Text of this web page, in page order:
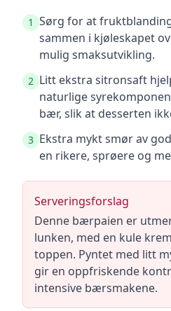
1 Sørg for at
sammen i kjøleskapet
mulig smaksutvikling.
2 Litt ekstra sitronsaft
naturlige
bær, slik at desserten
3 Ekstra mykt smør av
en rikere, sprøere og
Serveringsforslag
Denne bærpaien er
lunken, med en kule
toppen. Pyntet med litt
gir en oppfriskende
intensive bærsmakene.